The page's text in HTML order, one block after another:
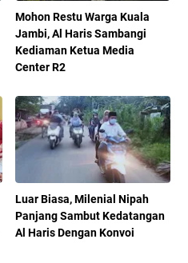
Mohon Restu Warga Kuala
Jambi, Al Haris Sambangi
Kediaman Ketua Media
Center R2
Luar Biasa, Milenial Nipah
Panjang Sambut Kedatangan
Al Haris Dengan Konvoi